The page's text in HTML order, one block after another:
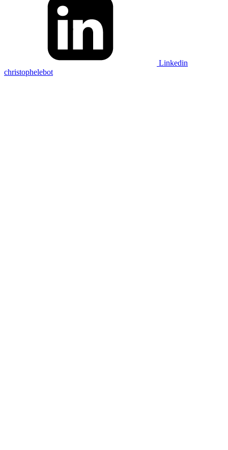
Linkedin
christophelebot